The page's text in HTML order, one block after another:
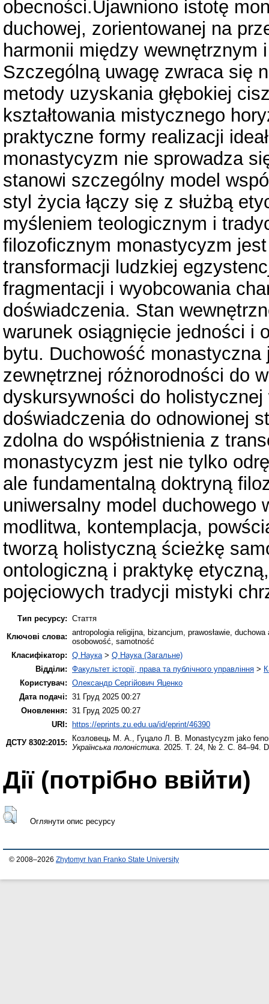
obecności.Ujawniono istotę
duchowej, zorientowanej na
harmonii między
Szczególną uwagę zwraca się
metody uzyskania głębokiej
kształtowania mistycznego
praktyczne formy realizacji
monastycyzm nie sprowadza
stanowi szczególny model
styl życia łączy się z służbą
myśleniem teologicznym i
filozoficznym monastycyzm
transformacji ludzkiej
fragmentacji i wyobcowania
doświadczenia. Stan
warunek osiągnięcie jedności i
bytu. Duchowość
zewnętrznej różnorodności do
dyskursywności do
doświadczenia do odnowionej
zdolna do współistnienia z
monastycyzm jest nie tylko
ale fundamentalną doktryną
uniwersalny model duchowego
modlitwa, kontemplacja,
tworzą holistyczną ścieżkę
ontologiczną i praktykę
pojęciowych tradycji mistyki
Тип ресурсу: Стаття
Ключові слова: antropologia religijna, bizancjum, prawosławie,
osobowość, samotność
Класифікатор: Q Наука > Q Наука (Загальне)
Відділи: Факультет історії, права та публічного управління >
Користувач: Олександр Сергійович Яценко
Дата подачі: 31 Груд 2025 00:27
Оновлення: 31 Груд 2025 00:27
URI: https://eprints.zu.edu.ua/id/eprint/46390
ДСТУ 8302:2015:
Козловець М. А. Гуцало Л. В.
Monastycyzm jako
Українська полоністика . 2025. Т. 24, № 2. С. 84–94.
Дії ​​(потрібно ввійти)
Оглянути опис ресурсу
© 2008–2026 Zhytomyr Ivan Franko State University